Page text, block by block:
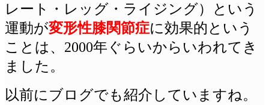
レート・レッグ・ライジング）という
運動が変形性膝関節症に効果的という
ことは、2000年ぐらいからいわれてき
ました。
以前にブログでも紹介していますね。